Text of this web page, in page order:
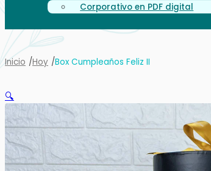
Corporativo en PDF digital
Inicio Hoy Box Cumpleaños Feliz II
🔍